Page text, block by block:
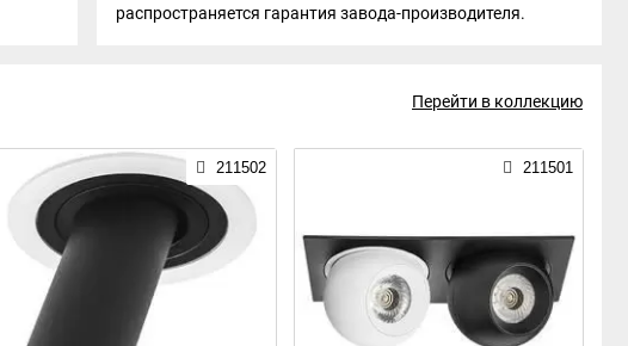
распространяется гарантия завода-производителя.
Перейти в коллекцию
211502 211501